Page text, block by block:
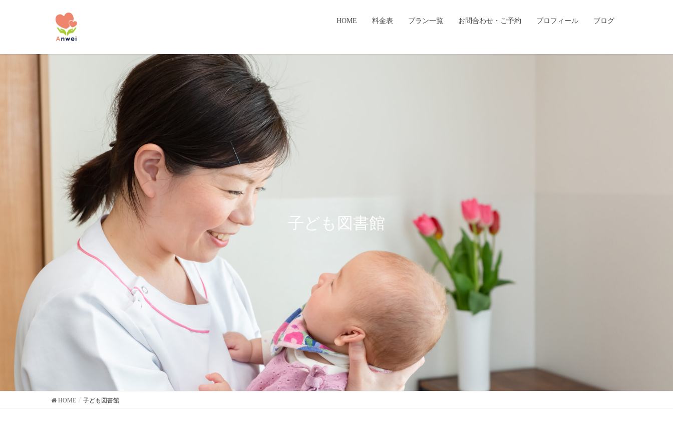
HOME 料金表 プラン一覧 お問合わせ・ご予約 プロフィール ブログ
子ども図書館
HOME 子ども図書館